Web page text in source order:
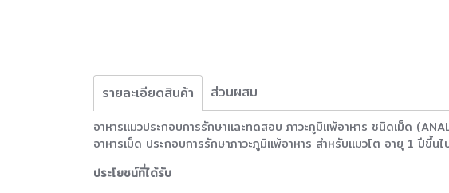
รายละเอียดสินค้า ส่วนผสม
อาหารแมวประกอบการรักษาและทดสอบ ภาวะภูมิแพ้อาหาร ชนิดเม็ด
อาหารเม็ด ประกอบการรักษาภาวะภูมิแพ้อาหาร สําหรับแมวโต อายุ 1 ปีขึ้น
ประโยชน์ที่ได้รับ